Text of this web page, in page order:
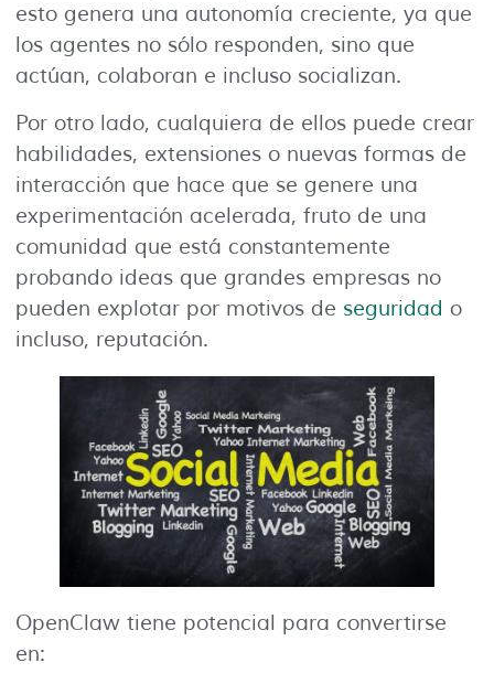
esto genera una autonomía creciente, ya que
los agentes no sólo responden, sino que
actúan, colaboran e incluso socializan.
Por otro lado, cualquiera de ellos puede crear
habilidades, extensiones o nuevas formas de
interacción que hace que se genere una
experimentación acelerada, fruto de una
comunidad que está constantemente
probando ideas que grandes empresas no
pueden explotar por motivos de seguridad o
incluso, reputación.
OpenClaw tiene potencial para convertirse
en: